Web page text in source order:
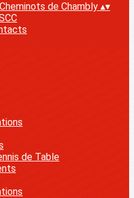
de Chambly ▴▾
de Table